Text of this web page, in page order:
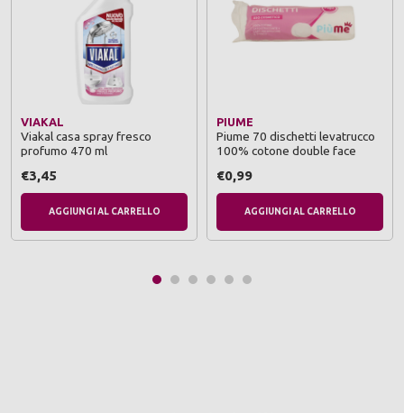
VIAKAL
Viakal casa spray fresco
profumo 470 ml
€3,45
AGGIUNGI AL CARRELLO
PIUME
Piume 70 dischetti levatrucco
100% cotone double face
€0,99
AGGIUNGI AL CARRELLO